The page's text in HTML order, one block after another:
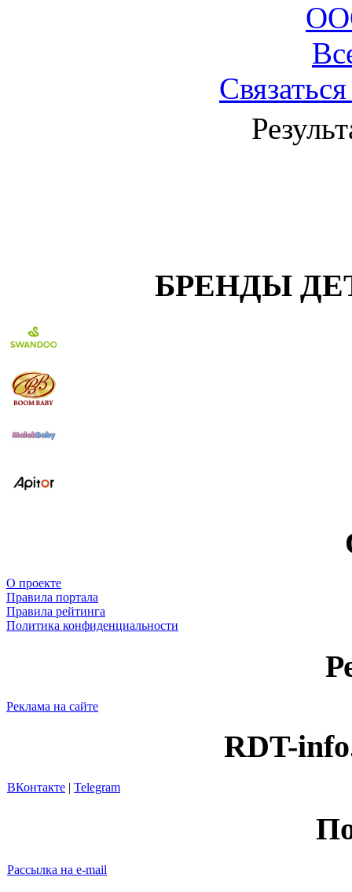
БРЕНДЫ
О проекте
Правила портала
Правила рейтинга
Политика конфиденциальности
Реклама на сайте
RDT-
ВКонтакте | Telegram
Рассылка на e-mail